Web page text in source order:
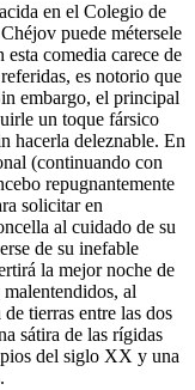
en el Colegio de
puede métersele
comedia carece de
es notorio que
embargo, el principal
un toque fársico
hacerla deleznable. En
(continuando con
repugnantemente
solicitar en
al cuidado de su
de su inefable
la mejor noche de
al
tierras entre las dos
sátira de las rígidas
del siglo XX y una